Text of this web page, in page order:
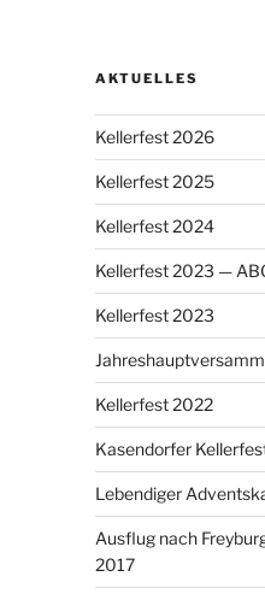
AKTUELLES
Kellerfest 2026
Kellerfest 2025
Kellerfest 2024
Kellerfest 2023 —
Kellerfest 2023
Kellerfest 2022
Kasendorfer
Lebendiger
Ausflug nach
2017